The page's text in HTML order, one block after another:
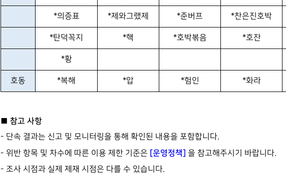
*의증표 *제와그랬제 *준버프 *찬은진호박
*탄덕꼭지 *핵 *호박볶음 *호잔
*황
호동 *복해 *압 *험인 *화라
■ 참고 사항
- 단속 결과는 신고 및 모니터링을 통해 확인된 내용을 포함합니다.
- 위반 항목 및 차수에 따른 이용 제한 기준은 [운영정책] 을 참고해주시기 바랍니다.
- 조사 시점과 실제 제재 시점은 다를 수 있습니다.